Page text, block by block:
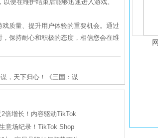
便在维护结束后能够迅速进入游戏。
质量、提升用户体验的重要机会。通过
保持耐心和积极的态度，相信您会在维
，天下归心！《三国：谋
倍增长！内容驱动TikTok
意场纪录！TikTok Shop